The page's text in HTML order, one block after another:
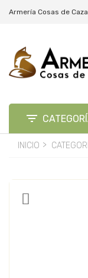
Armería Cosas de Caza

INICIO